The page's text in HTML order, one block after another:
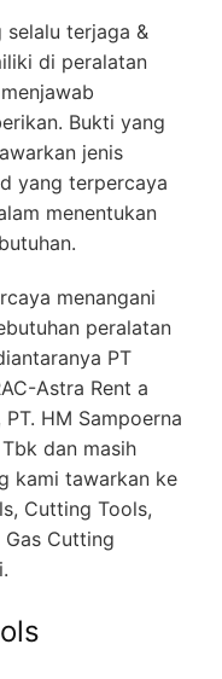
selalu terjaga &
di peralatan
Bukti yang
jenis
yang terpercaya
menentukan
menangani
peralatan
PT
Astra Rent a
HM Sampoerna
dan masih
kami tawarkan ke
Cutting Tools,
Gas Cutting